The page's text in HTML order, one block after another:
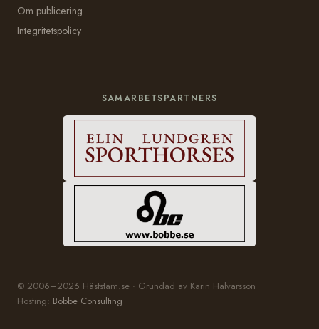
Om publicering
Integritetspolicy
SAMARBETSPARTNERS
© 2006–2026 Häststam.se · Grundad av Karin Halvarsson
Hosting: Bobbe Consulting